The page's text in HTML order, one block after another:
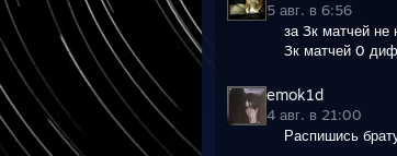
5 авг. в 6:56
за 3к матчей
3к матчей 0
emok1d
4 авг. в 21:00
Распишись